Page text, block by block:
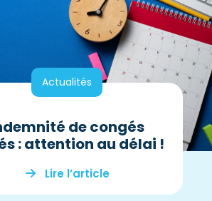
Actualités
de congés
: attention au délai !
Lire l’article